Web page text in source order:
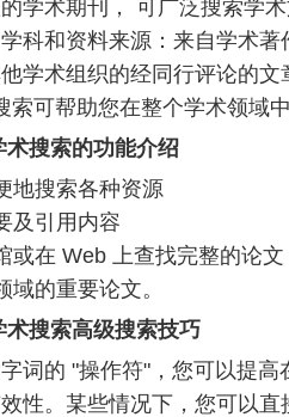
学术期刊， 可广泛搜索学
科和资料来源：来自学术
学术组织的经同行评论的
索可帮助您在整个学术领域
搜索的功能介绍
地搜索各种资源
及引用内容
或在 Web 上查找完整的论文
的重要论文。
搜索高级搜索技巧
词的 "操作符"，您可以提
性。某些情况下，您可以